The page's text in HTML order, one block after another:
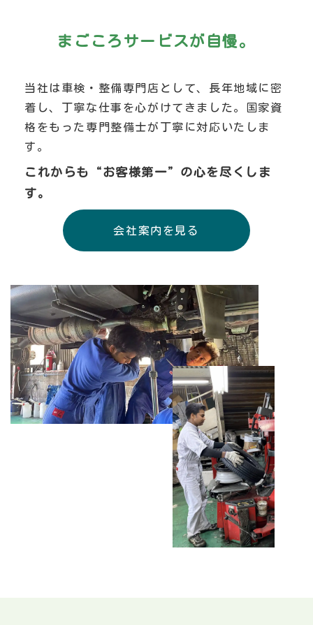
まごころサービスが自慢。
当社は車検・整備専門店として、長年地域に密
着し、丁寧な仕事を心がけてきました。国家資
格をもった専門整備士が丁寧に対応いたしま
す。
これからも“お客様第一”の心を尽くしま
す。
会社案内を見る